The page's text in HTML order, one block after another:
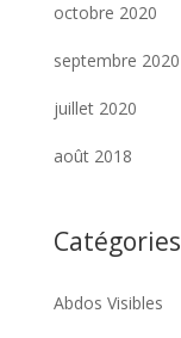
octobre 2020
septembre 2020
juillet 2020
août 2018
Catégories
Abdos Visibles